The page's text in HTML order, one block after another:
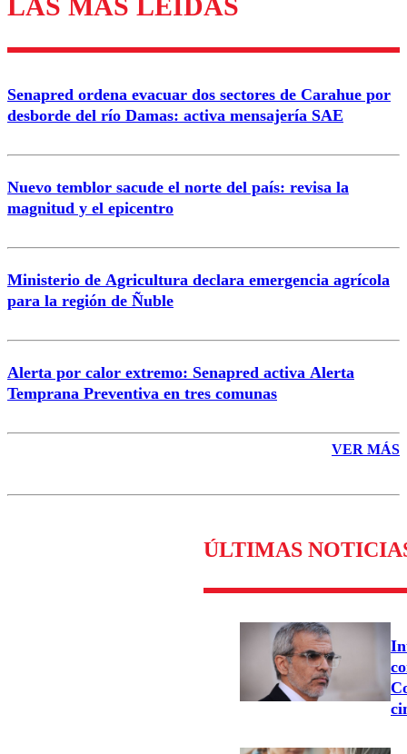
diálogo respetuoso.
Nombre
Correo
Senapred ordena evacuar dos sectores de Carahue por
desborde del río Damas: activa mensajería SAE
Nuevo temblor sacude el norte del país: revisa la
magnitud y el epicentro
Ministerio de Agricultura declara emergencia agrícola
para la región de Ñuble
Alerta por calor extremo: Senapred activa Alerta
Temprana Preventiva en tres comunas
VER MÁS
ÚLTIMAS